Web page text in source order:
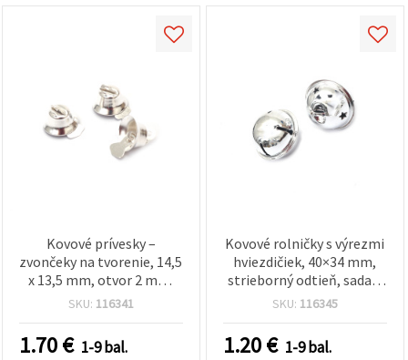
Kovové prívesky –
zvončeky na tvorenie, 14,5
x 13,5 mm, otvor 2 mm,
biele, balenie 10 ks
SKU: 116341
1.70€ 1-9 bal.
Kovové rolničky s výrezmi
hviezdičiek, 40×34 mm,
strieborný odtieň, sada 2
ks – dekoračné na DIY
sviatočné dekorácie
SKU: 116345
1.20€ 1-9 bal.